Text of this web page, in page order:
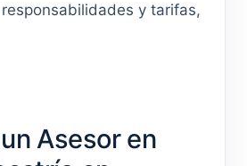
y tarifas,
Asesor en